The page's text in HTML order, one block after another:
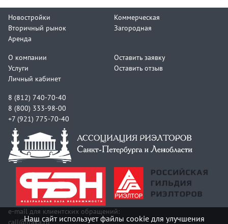
Новостройки
Вторичный рынок
Аренда
Коммерческая
Загородная
О компании
Услуги
Личный кабинет
Оставить заявку
Оставить отзыв
8 (812) 740-70-40
8 (800) 333-98-00
+7 (921) 775-70-40
e-mail для клиентских обращений:
call@itaka.ru
Наш сайт использует файлы cookie для улучшения